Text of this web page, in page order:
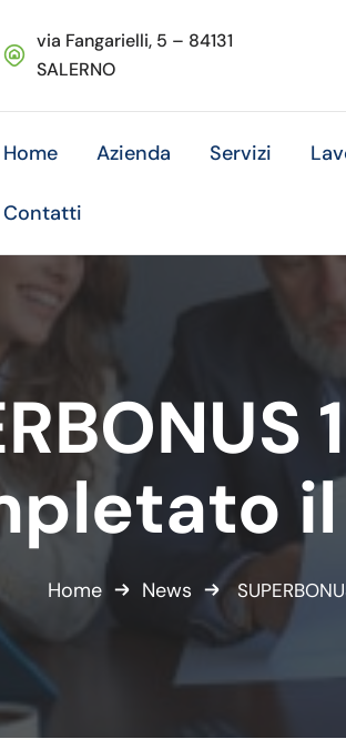
via Fangarielli, 5 – 84131
SALERNO
Home Azienda Servizi
Contatti
Home News